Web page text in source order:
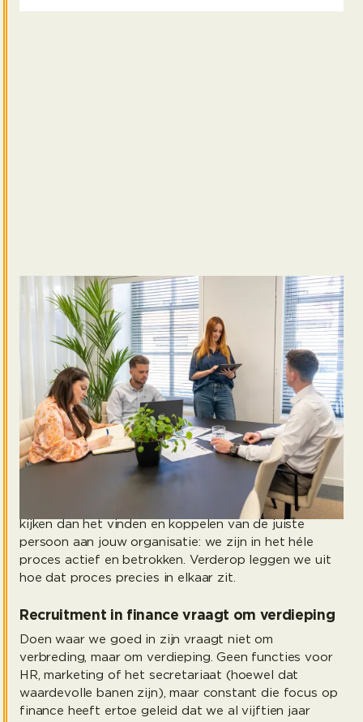
Diverse rollen samen met finance (executive)
recruiters invullen
De dienstverlening van Kasparov Financials helpt jou
enerzijds met het invullen van vaste rollen. Het gaat
om functies van mid-career tot senior executives.
Dat kunnen bijvoorbeeld teamleiders, accounting-
professionals, (business- en financial-) controllers of
CFO's zijn. Anderzijds kunnen we je ook helpen met
het vinden van junior kandidaten, veelal op
interim-
basis.
We fungeren als jouw volwaardige
accounting &
. Daarbij komt meer
kijken dan het vinden en koppelen van de juiste
persoon aan jouw organisatie: we zijn in het héle
proces actief en betrokken. Verderop leggen we uit
hoe dat proces precies in elkaar zit.
Recruitment in finance vraagt om verdieping
Doen waar we goed in zijn vraagt niet om
verbreding, maar om verdieping. Geen functies voor
HR, marketing of het secretariaat (hoewel dat
waardevolle banen zijn), maar constant die focus op
finance heeft ertoe geleid dat we al vijftien jaar